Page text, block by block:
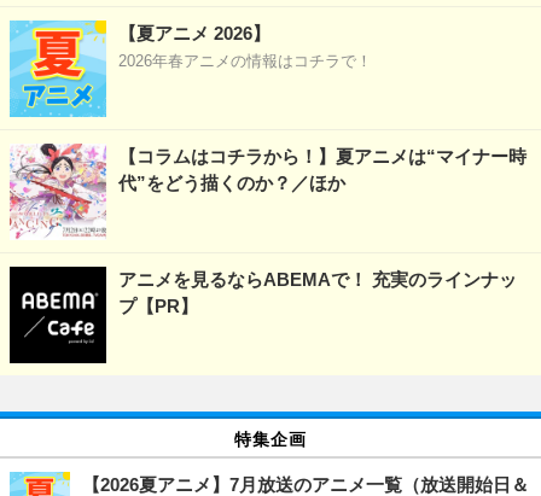
【夏アニメ 2026】
2026年春アニメの情報はコチラで！
【コラムはコチラから！】夏アニメは“マイナー時
代”をどう描くのか？／ほか
アニメを見るならABEMAで！ 充実のラインナッ
プ【PR】
特集企画
【2026夏アニメ】7月放送のアニメ一覧（放送開始日＆